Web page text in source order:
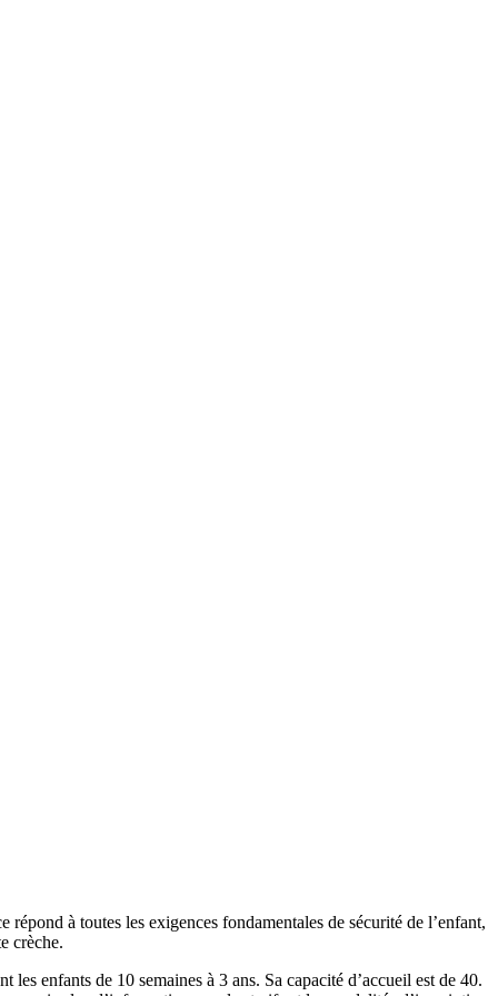
à toutes les exigences fondamentales de sécurité de l’enfant,
crèche.
enfants de 10 semaines à 3 ans. Sa capacité d’accueil est de 40.